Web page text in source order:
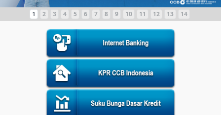
1 2 3 4 5 6 7 8 9 10 11 12 13 14